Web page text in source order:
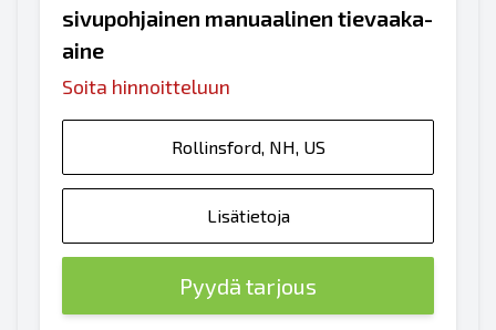
sivupohjainen manuaalinen tievaaka-
aine
Soita hinnoitteluun
Rollinsford, NH, US
Lisätietoja
Pyydä tarjous